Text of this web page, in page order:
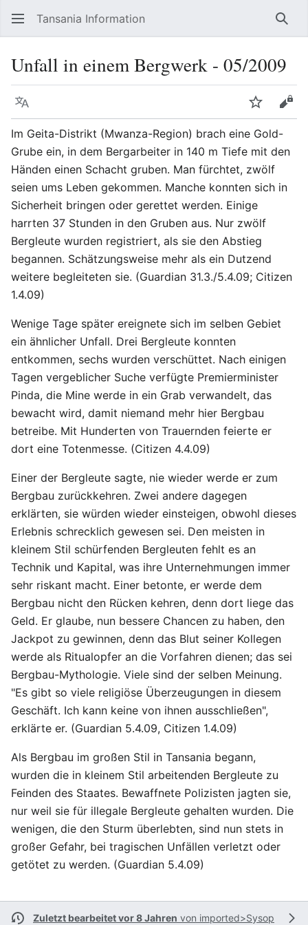
Tansania Information
Unfall in einem Bergwerk - 05/2009
Sprache
Im Geita-Distrikt (Mwanza-Region) brach eine Gold-
Grube ein, in dem Bergarbeiter in 140 m Tiefe mit den
Händen einen Schacht gruben. Man fürchtet, zwölf
seien ums Leben gekommen. Manche konnten sich in
Sicherheit bringen oder gerettet werden. Einige
harrten 37 Stunden in den Gruben aus. Nur zwölf
Bergleute wurden registriert, als sie den Abstieg
begannen. Schätzungsweise mehr als ein Dutzend
weitere begleiteten sie. (Guardian 31.3./5.4.09; Citizen
1.4.09)
Wenige Tage später ereignete sich im selben Gebiet
ein ähnlicher Unfall. Drei Bergleute konnten
entkommen, sechs wurden verschüttet. Nach einigen
Tagen vergeblicher Suche verfügte Premierminister
Pinda, die Mine werde in ein Grab verwandelt, das
bewacht wird, damit niemand mehr hier Bergbau
betreibe. Mit Hunderten von Trauernden feierte er
dort eine Totenmesse. (Citizen 4.4.09)
Einer der Bergleute sagte, nie wieder werde er zum
Bergbau zurückkehren. Zwei andere dagegen
erklärten, sie würden wieder einsteigen, obwohl dieses
Erlebnis schrecklich gewesen sei. Den meisten in
kleinem Stil schürfenden Bergleuten fehlt es an
Technik und Kapital, was ihre Unternehmungen immer
sehr riskant macht. Einer betonte, er werde dem
Bergbau nicht den Rücken kehren, denn dort liege das
Geld. Er glaube, nun bessere Chancen zu haben, den
Jackpot zu gewinnen, denn das Blut seiner Kollegen
werde als Ritualopfer an die Vorfahren dienen; das sei
Bergbau-Mythologie. Viele sind der selben Meinung.
"Es gibt so viele religiöse Überzeugungen in diesem
Geschäft. Ich kann keine von ihnen ausschließen",
erklärte er. (Guardian 5.4.09, Citizen 1.4.09)
Als Bergbau im großen Stil in Tansania begann,
wurden die in kleinem Stil arbeitenden Bergleute zu
Feinden des Staates. Bewaffnete Polizisten jagten sie,
nur weil sie für illegale Bergleute gehalten wurden. Die
wenigen, die den Sturm überlebten, sind nun stets in
großer Gefahr, bei tragischen Unfällen verletzt oder
getötet zu werden. (Guardian 5.4.09)
Zuletzt bearbeitet vor 8 Jahren von imported>Sysop